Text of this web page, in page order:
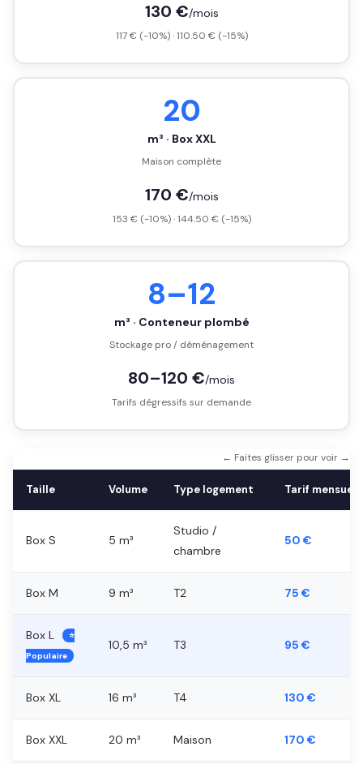
130 €/mois
117 € (-10%) · 110.50 € (-15%)
20
m³ · Box XXL
Maison complète
170 €/mois
153 € (-10%) · 144.50 € (-15%)
8–12
m³ · Conteneur plombé
Stockage pro / déménagement
80–120 €/mois
Tarifs dégressifs sur demande
← Faites glisser pour voir →
Taille Volume Type logement Tarif mensuel
Box S 5 m³
Studio /
chambre
50 €
Box M 9 m³ T2 75 €
Box L
⭐
Populaire
10,5 m³ T3 95 €
Box XL 16 m³ T4 130 €
Box XXL 20 m³ Maison 170 €